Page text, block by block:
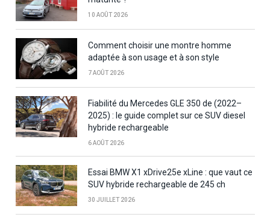
10 AOÛT 2026
Comment choisir une montre homme
adaptée à son usage et à son style
7 AOÛT 2026
Fiabilité du Mercedes GLE 350 de (2022–
2025) : le guide complet sur ce SUV diesel
hybride rechargeable
6 AOÛT 2026
Essai BMW X1 xDrive25e xLine : que vaut ce
SUV hybride rechargeable de 245 ch
30 JUILLET 2026